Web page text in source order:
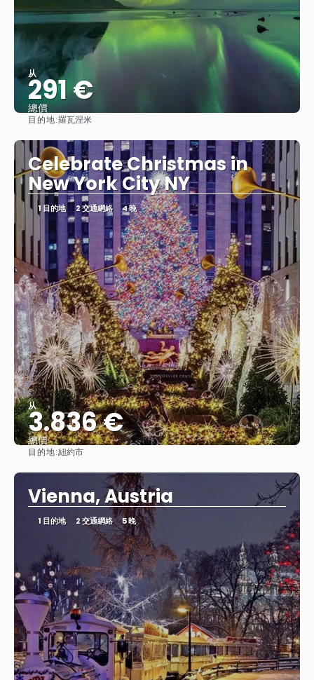
从
291 €
總價
目的地:羅瓦涅米
Celebrate Christmas in
New York City NY
1 目的地 2 交通網絡 4 晚
从
3.836 €
總價
目的地:紐約市
Vienna, Austria
1 目的地 2 交通網絡 5 晚